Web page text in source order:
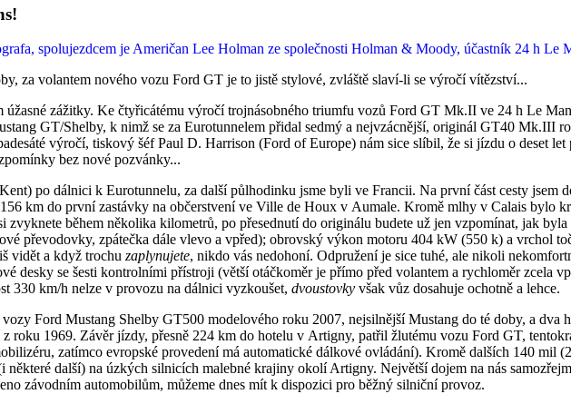
za volantem nového vozu Ford GT je to jistě stylové, zvláště slaví-li se výročí vítězství...
zážitky. Ke čtyřicátému výročí trojnásobného triumfu vozů Ford GT Mk.II ve 24 h Le
GT/Shelby, k nimž se za Eurotunnelem přidal sedmý a nejvzácnější, originál GT40 Mk.III
výročí, tiskový šéf Paul D. Harrison (Ford of Europe) nám sice slíbil, že si jízdu o deset
bez nové pozvánky...
po dálnici k Eurotunnelu, za další půlhodinku jsme byli ve Francii. Na první část cesty jsem
km do první zastávky na občerstvení ve Ville de Houx v Aumale. Kromě mlhy v Calais bylo
během několika kilometrů, po přesednutí do originálu budete už jen vzpomínat, jak
převodovky, zpátečka dále vlevo a vpřed); obrovský výkon motoru 404 kW (550 k) a vrchol
vidět a když trochu zaplynujete, nikdo vás nedohoní. Odpružení je sice tuhé, ale nikoli
desky se šesti kontrolními přístroji (větší otáčkoměr je přímo před volantem a rychloměr zcela
330 km/h nelze v provozu na dálnici vyzkoušet, dvoustovky však vůz dosahuje ochotně a lehce.
Ford Mustang Shelby GT500 modelového roku 2007, nejsilnější Mustang do té doby, a dva
1969. Závěr jízdy, přesně 224 km do hotelu v Artigny, patřil žlutému vozu Ford GT,
zatímco evropské provedení má automatické dálkové ovládání). Kromě dalších 140
další) na úzkých silnicích malebné krajiny okolí Artigny. Největší dojem na nás
závodním automobilům, můžeme dnes mít k dispozici pro běžný silniční provoz.